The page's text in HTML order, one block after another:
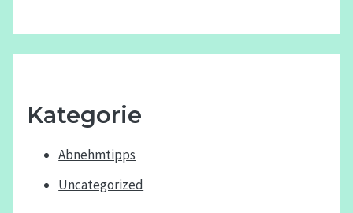
Kategorie
Abnehmtipps
Uncategorized